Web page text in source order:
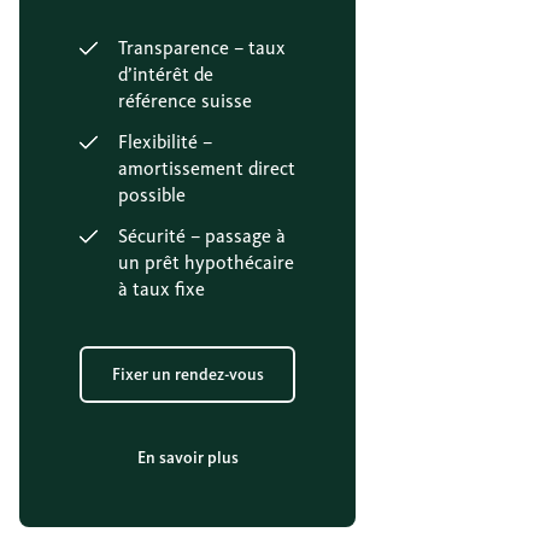
Transparence – taux
d’intérêt de
référence suisse
Flexibilité –
amortissement direct
possible
Sécurité – passage à
un prêt hypothécaire
à taux fixe
Fixer un rendez-vous
En savoir plus